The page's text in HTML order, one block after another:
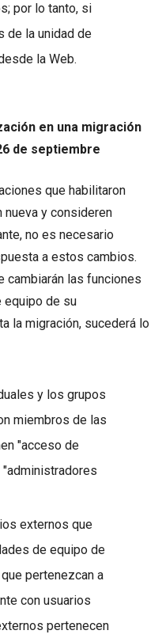
por lo tanto, si
de la unidad de
la Web.
en una migración
de septiembre
que habilitaron
nueva y consideren
no es necesario
a estos cambios.
cambiarán las funciones
equipo de su
la migración, sucederá lo
y los grupos
miembros de las
"acceso de
externos que
de equipo de
pertenezcan a
con usuarios
pertenecen